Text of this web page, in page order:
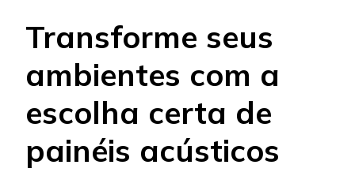
Transforme seus
ambientes com a
escolha certa de
painéis acústicos